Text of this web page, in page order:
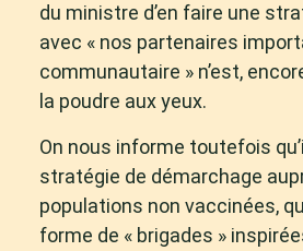
du ministre d’en faire une
avec « nos partenaires
communautaire » n’est,
la poudre aux yeux.
On nous informe toutefois
stratégie de démarchage
populations non vaccinées,
forme de « brigades »